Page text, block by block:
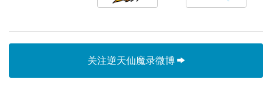
关注逆天仙魔录微博